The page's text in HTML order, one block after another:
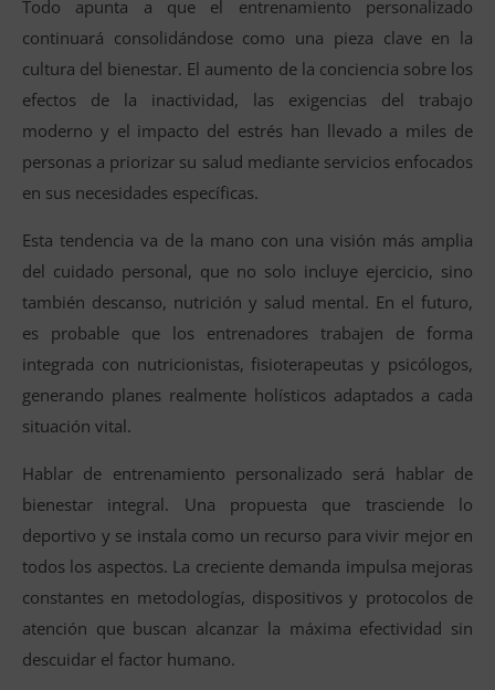
Todo apunta a que el entrenamiento personalizado
continuará consolidándose como una pieza clave en la
cultura del bienestar. El aumento de la conciencia sobre los
efectos de la inactividad, las exigencias del trabajo
moderno y el impacto del estrés han llevado a miles de
personas a priorizar su salud mediante servicios enfocados
en sus necesidades específicas.
Esta tendencia va de la mano con una visión más amplia
del cuidado personal, que no solo incluye ejercicio, sino
también descanso, nutrición y salud mental. En el futuro,
es probable que los entrenadores trabajen de forma
integrada con nutricionistas, fisioterapeutas y psicólogos,
generando planes realmente holísticos adaptados a cada
situación vital.
Hablar de entrenamiento personalizado será hablar de
bienestar integral. Una propuesta que trasciende lo
deportivo y se instala como un recurso para vivir mejor en
todos los aspectos. La creciente demanda impulsa mejoras
constantes en metodologías, dispositivos y protocolos de
atención que buscan alcanzar la máxima efectividad sin
descuidar el factor humano.